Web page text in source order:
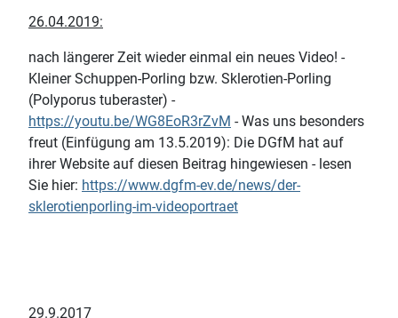
26.04.2019:
nach längerer Zeit wieder einmal ein neues Video! -
Kleiner Schuppen-Porling bzw. Sklerotien-Porling
(Polyporus tuberaster) -
https://youtu.be/WG8EoR3rZvM - Was uns besonders
freut (Einfügung am 13.5.2019): Die DGfM hat auf
ihrer Website auf diesen Beitrag hingewiesen - lesen
Sie hier: https://www.dgfm-ev.de/news/der-
sklerotienporling-im-videoportraet
29.9.2017